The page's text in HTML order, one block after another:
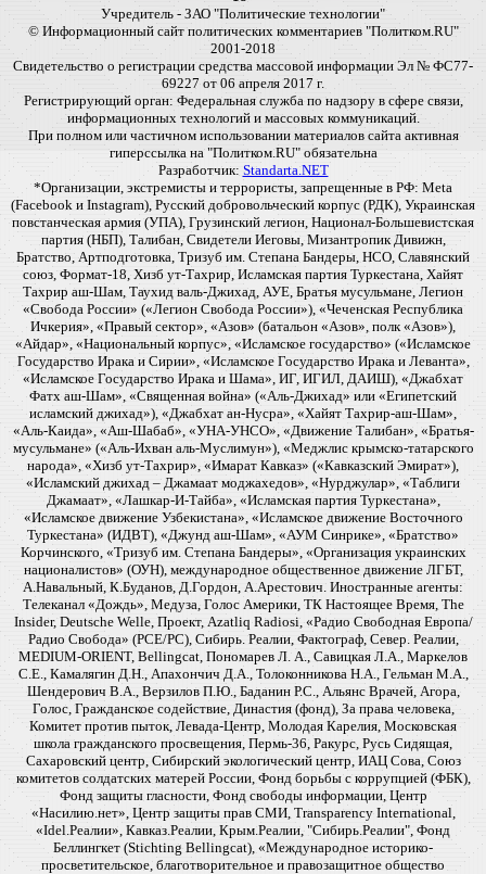
Учредитель - ЗАО "Политические технологии"
© Информационный сайт политических комментариев "Политком.RU"
2001-2018
Свидетельство о регистрации средства массовой информации Эл № ФС77-
69227 от 06 апреля 2017 г.
Регистрирующий орган: Федеральная служба по надзору в сфере связи,
информационных технологий и массовых коммуникаций.
При полном или частичном использовании материалов сайта активная
гиперссылка на "Политком.RU" обязательна
Разработчик: Standarta.NET
*Организации, экстремисты и террористы, запрещенные в РФ: Meta
(Facebook и Instagram), Русский добровольческий корпус (РДК), Украинская
повстанческая армия (УПА), Грузинский легион, Национал-Большевистская
партия (НБП), Талибан, Свидетели Иеговы, Мизантропик Дивижн,
Братство, Артподготовка, Тризуб им. Степана Бандеры, НСО, Славянский
союз, Формат-18, Хизб ут-Тахрир, Исламская партия Туркестана, Хайят
Тахрир аш-Шам, Таухид валь-Джихад, АУЕ, Братья мусульмане, Легион
«Свобода России» («Легион Свобода России»), «Чеченская Республика
Ичкерия», «Правый сектор», «Азов» (батальон «Азов», полк «Азов»),
«Айдар», «Национальный корпус», «Исламское государство» («Исламское
Государство Ирака и Сирии», «Исламское Государство Ирака и Леванта»,
«Исламское Государство Ирака и Шама», ИГ, ИГИЛ, ДАИШ), «Джабхат
Фатх аш-Шам», «Священная война» («Аль-Джихад» или «Египетский
исламский джихад»), «Джабхат ан-Нусра», «Хайят Тахрир-аш-Шам»,
«Аль-Каида», «Аш-Шабаб», «УНА-УНСО», «Движение Талибан», «Братья-
мусульмане» («Аль-Ихван аль-Муслимун»), «Меджлис крымско-татарского
народа», «Хизб ут-Тахрир», «Имарат Кавказ» («Кавказский Эмират»),
«Исламский джихад – Джамаат моджахедов», «Нурджулар», «Таблиги
Джамаат», «Лашкар-И-Тайба», «Исламская партия Туркестана»,
«Исламское движение Узбекистана», «Исламское движение Восточного
Туркестана» (ИДВТ), «Джунд аш-Шам», «АУМ Синрике», «Братство»
Корчинского, «Тризуб им. Степана Бандеры», «Организация украинских
националистов» (ОУН), международное общественное движение ЛГБТ,
А.Навальный, К.Буданов, Д.Гордон, А.Арестович. Иностранные агенты:
Телеканал «Дождь», Медуза, Голос Америки, ТК Настоящее Время, The
Insider, Deutsche Welle, Проект, Azatliq Radiosi, «Радио Свободная Европа/
Радио Свобода» (PCE/PC), Сибирь. Реалии, Фактограф, Север. Реалии,
MEDIUM-ORIENT, Bellingcat, Пономарев Л. А., Савицкая Л.А., Маркелов
С.Е., Камалягин Д.Н., Апахончич Д.А., Толоконникова Н.А., Гельман М.А.,
Шендерович В.А., Верзилов П.Ю., Баданин Р.С., Альянс Врачей, Агора,
Голос, Гражданское содействие, Династия (фонд), За права человека,
Комитет против пыток, Левада-Центр, Молодая Карелия, Московская
школа гражданского просвещения, Пермь-36, Ракурс, Русь Сидящая,
Сахаровский центр, Сибирский экологический центр, ИАЦ Сова, Союз
комитетов солдатских матерей России, Фонд борьбы с коррупцией (ФБК),
Фонд защиты гласности, Фонд свободы информации, Центр
«Насилию.нет», Центр защиты прав СМИ, Transparency International,
«Idel.Реалии», Кавказ.Реалии, Крым.Реалии, "Сибирь.Реалии", Фонд
Беллингкет (Stichting Bellingcat), «Международное историко-
просветительское, благотворительное и правозащитное общество